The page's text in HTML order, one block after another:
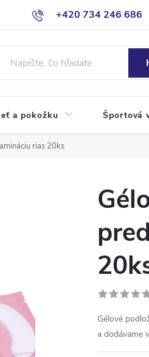
+420 734 246 686
a pokožku Športová
rias 20ks
Gélové
a dodávame